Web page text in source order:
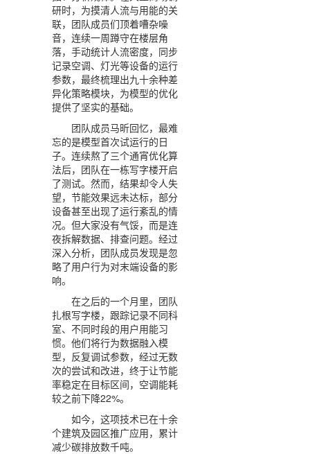
研时，为摸清人流与用能的关
联，团队成员们顶着嘈杂噪
音，连续一周蹲守在楼层角
落，手动统计人流密度，同步
记录空调、灯光等设备的运行
参数，最终梳理出九十余种差
异化策略模块，为模型的优化
提供了坚实的基础。
团队成员马昕回忆，最难
忘的是模型首次试运行的日
子。连续熬了三个通宵优化算
法后，团队在一栋写字楼开启
了测试。然而，结果却令人失
望，节能效果远未达标，部分
设备甚至出现了运行紊乱的情
况。但大家没有气馁，而是连
夜拆解数据、排查问题。经过
深入分析，团队成员发现是忽
略了用户行为对末端设备的影
响。
在之后的一个月里，团队
扎根写字楼，跟踪记录不同科
室、不同时段的用户用能习
惯。他们将行为数据融入模
型，反复调试参数，经过无数
次的尝试和改进，终于让节能
率稳定在目标区间，空调能耗
较之前下降22%。
如今，这项技术已在十余
个建筑及园区推广应用，累计
减少碳排放数千吨。